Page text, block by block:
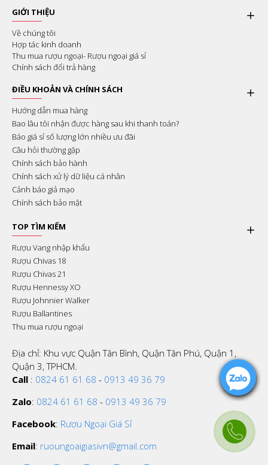
GIỚI THIỆU
Về chúng tôi
Hợp tác kinh doanh
Thu mua rượu ngoại- Rượu ngoại giá sỉ
Chính sách đổi trả hàng
ĐIỀU KHOẢN VÀ CHÍNH SÁCH
Hướng dẫn mua hàng
Bao lâu tôi nhận được hàng sau khi thanh toán?
Báo giá sỉ số lượng lớn nhiều ưu đãi
Câu hỏi thường gặp
Chính sách bảo hành
Chính sách xử lý dữ liệu cá nhân
Cảnh báo giả mạo
Chính sách bảo mật
TOP TÌM KIẾM
Rượu Vang nhập khẩu
Rượu Chivas 18
Rượu Chivas 21
Rượu Hennessy XO
Rượu Johnnier Walker
Rượu Ballantines
Thu mua rượu ngoại
Địa chỉ: Khu vực Quận Tân Bình, Quận Tân Phú, Quận 1,
Quận 3, TPHCM.
Call : 0824 61 61 68 - 0913 49 36 79
Zalo: 0824 61 61 68 - 0913 49 36 79
Facebook: Rượu Ngoại Giá Sỉ
Email: ruoungoaigiasivn@gmail.com